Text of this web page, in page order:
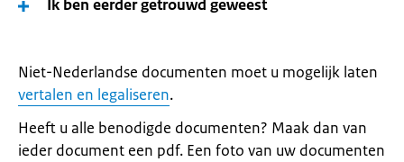
Ik ben eerder getrouwd geweest
Niet-Nederlandse documenten moet u mogelijk laten
vertalen en legaliseren.
Heeft u alle benodigde documenten? Maak dan van
ieder document een pdf. Een foto van uw documenten